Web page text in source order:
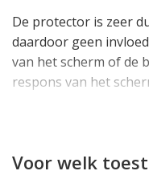
De protector is zeer
daardoor geen
van het scherm of de
respons van het
Voor welk